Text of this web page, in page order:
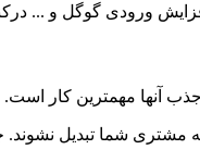
ورودی گوگل و ...
مهمترین کار است.
به مشتری شما تبدیل